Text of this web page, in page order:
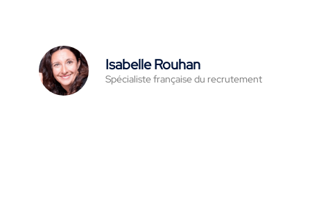
Isabelle Rouhan
Spécialiste française du recrutement